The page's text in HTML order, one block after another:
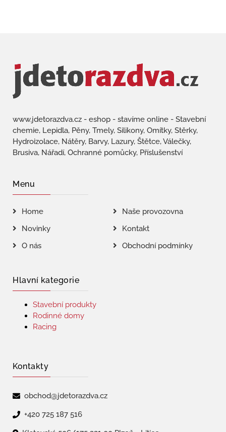
www.jdetorazdva.cz - eshop - stavíme online - Stavební
chemie, Lepidla, Pěny, Tmely, Silikony, Omítky, Stěrky,
Hydroizolace, Nátěry, Barvy, Lazury, Štětce, Válečky,
Brusiva, Nářadí, Ochranné pomůcky, Příslušenství
Menu
Home
Naše provozovna
Novinky
Kontakt
O nás
Obchodní podmínky
Hlavní kategorie
Stavební produkty
Rodinné domy
Racing
Kontakty
obchod@jdetorazdva.cz
+420 725 187 516